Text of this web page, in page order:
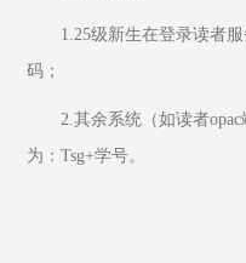
1.25级新生在登录读者
码；
2.其余系统（如读者
为：Tsg+学号。